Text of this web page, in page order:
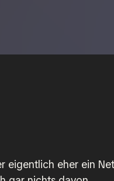
eigentlich eher ein